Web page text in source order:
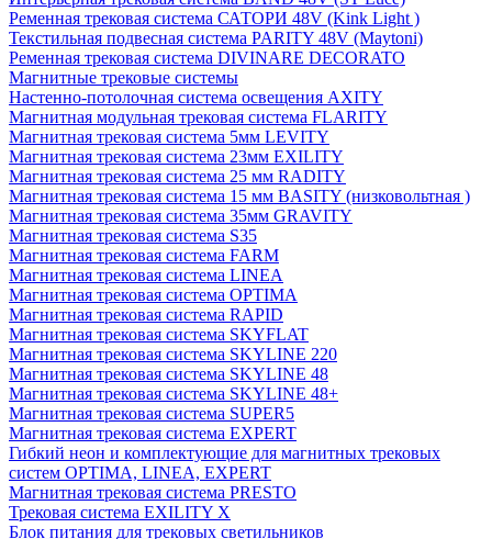
Ременная трековая система САТОРИ 48V (Kink Light )
Текстильная подвесная система PARITY 48V (Maytoni)
Ременная трековая система DIVINARE DECORATO
Магнитные трековые системы
Настенно-потолочная система освещения AXITY
Магнитная модульная трековая система FLARITY
Магнитная трековая система 5мм LEVITY
Магнитная трековая система 23мм EXILITY
Магнитная трековая система 25 мм RADITY
Магнитная трековая система 15 мм BASITY (низковольтная )
Магнитная трековая система 35мм GRAVITY
Магнитная трековая система S35
Магнитная трековая система FARM
Магнитная трековая система LINEA
Магнитная трековая система OPTIMA
Магнитная трековая система RAPID
Магнитная трековая система SKYFLAT
Магнитная трековая система SKYLINE 220
Магнитная трековая система SKYLINE 48
Магнитная трековая система SKYLINE 48+
Магнитная трековая система SUPER5
Магнитная трековая система EXPERT
Гибкий неон и комплектующие для магнитных трековых
систем OPTIMA, LINEA, EXPERT
Магнитная трековая система PRESTO
Трековая система EXILITY X
Блок питания для трековых светильников